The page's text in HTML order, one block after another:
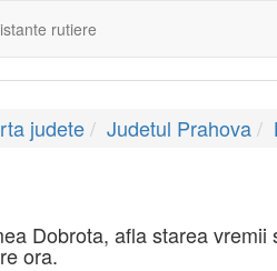
rutiere
judete Judetul Prahova
Dobrota, afla starea
ora.